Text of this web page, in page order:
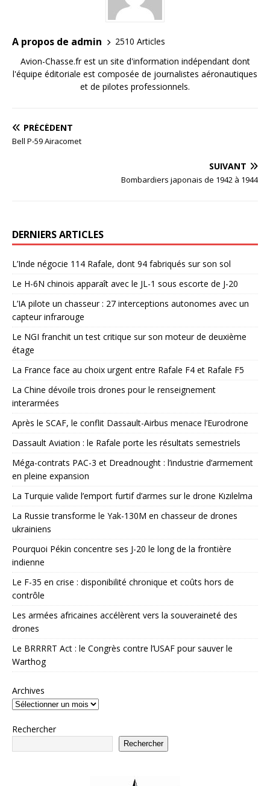
A propos de admin
2510 Articles
Avion-Chasse.fr est un site d'information indépendant dont
l'équipe éditoriale est composée de journalistes aéronautiques
et de pilotes professionnels.
PRÉCÉDENT
Bell P-59 Airacomet
SUIVANT
Bombardiers japonais de 1942 à 1944
DERNIERS ARTICLES
L’Inde négocie 114 Rafale, dont 94 fabriqués sur son sol
Le H-6N chinois apparaît avec le JL-1 sous escorte de J-20
L’IA pilote un chasseur : 27 interceptions autonomes avec un
capteur infrarouge
Le NGI franchit un test critique sur son moteur de deuxième
étage
La France face au choix urgent entre Rafale F4 et Rafale F5
La Chine dévoile trois drones pour le renseignement
interarmées
Après le SCAF, le conflit Dassault-Airbus menace l’Eurodrone
Dassault Aviation : le Rafale porte les résultats semestriels
Méga-contrats PAC-3 et Dreadnought : l’industrie d’armement
en pleine expansion
La Turquie valide l’emport furtif d’armes sur le drone Kızılelma
La Russie transforme le Yak-130M en chasseur de drones
ukrainiens
Pourquoi Pékin concentre ses J-20 le long de la frontière
indienne
Le F-35 en crise : disponibilité chronique et coûts hors de
contrôle
Les armées africaines accélèrent vers la souveraineté des
drones
Le BRRRRT Act : le Congrès contre l’USAF pour sauver le
Warthog
Archives
Rechercher
Rechercher